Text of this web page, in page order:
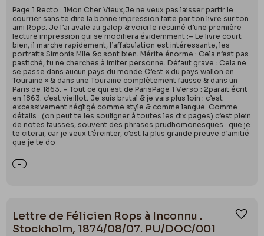
Page 1 Recto : 1Mon Cher Vieux,Je ne veux pas laisser partir le
courrier sans te dire la bonne impression faite par ton livre sur ton
ami Rops. Je l’ai avalé au galop & voici le résumé d’une première
lecture impression qui se modifiera évidemment :– Le livre court
bien, il marche rapidement, l’affabulation est intéressante, les
portraits Simonis Mlle &c sont bien. Mérite énorme : Cela n’est pas
pastiché, tu ne cherches à imiter personne. Défaut grave : Cela ne
se passe dans aucun pays du monde C’est « du pays wallon en
Touraine » & dans une Touraine complètement fausse & dans un
Paris de 1863. – Tout ce qui est de ParisPage 1 Verso : 2parait écrit
en 1863. c’est vieillot. Je suis brutal & je vais plus loin : c’est
excessivement négligé comme style & comme langue. Comme
détails : (on peut te les souligner à toutes les dix pages) c’est plein
de notes fausses, souvent des phrases prudhomonesques : que je
te citerai, car je veux t’éreinter, c’est la plus grande preuve d’amitié
que je te do
Lettre de Félicien Rops à Inconnu .
Stockholm, 1874/08/07. PU/DOC/001